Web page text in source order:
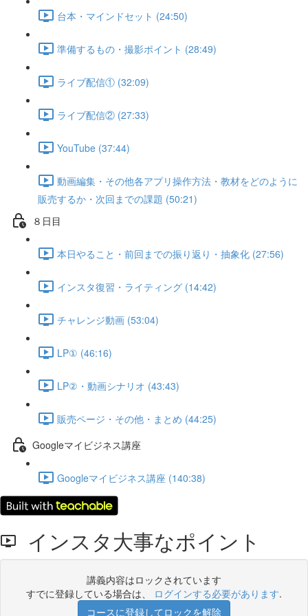
台本・マインドセット (24:50)
準備するもの・撮影ポイント (28:49)
ライブ配信① (32:09)
ライブ配信② (27:33)
YouTube (37:44)
動画編集・その他各アプリ操作方法・教材をどのように
販売するか・次回までの課題 (50:21)
８日目
本日やること・前回までの振り返り・抽象化 (27:56)
インスタ復習・ライティング (14:42)
チャレンジ動画 (53:04)
LP① (46:16)
LP②・動画シナリオ (43:43)
販売ページ・その他・まとめ (44:25)
Googleマイビジネス講座
Googleマイビジネス講座 (140:38)
インスタ大事なポイント
講義内容はロックされています
すでに登録している場合は、 ログインする必要があります.
コースに登録してロックを解除